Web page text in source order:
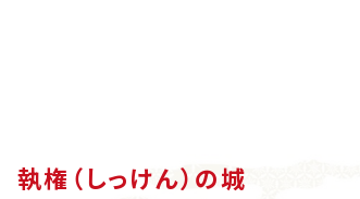
執権（しっけん）の城